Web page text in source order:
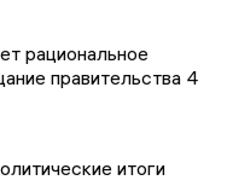
рациональное
правительства 4
итоги